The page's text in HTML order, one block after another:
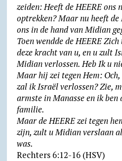
zeiden: Heeft de HEERE ons
optrekken? Maar nu heeft de
ons in de hand van Midian
Toen wendde de HEERE
deze kracht van u, en u zult
Midian verlossen. Heb Ik u
Maar hij zei tegen Hem:
zal ik Israël verlossen? Zie,
armste in Manasse en ik
familie.
Maar de HEERE zei tegen
zijn, zult u Midian verslaan
was.
Rechters 6:12-16 (HSV)